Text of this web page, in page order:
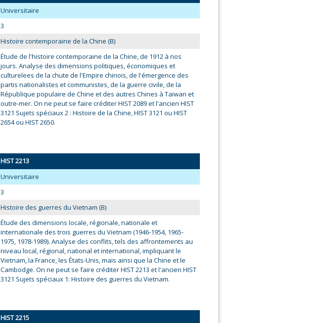
Universitaire
3
Histoire contemporaine de la Chine (B)
Étude de l'histoire contemporaine de la Chine, de 1912 à nos
jours. Analyse des dimensions politiques, économiques et
culturelees de la chute de l'Empire chinois, de l'émergence des
partis nationalistes et communistes, de la guerre civile, de la
République populaire de Chine et des autres Chines à Taiwan et
outre-mer. On ne peut se faire créditer HIST 2089 et l'ancien HIST
3121 Sujets spéciaux 2 : Histoire de la Chine, HIST 3121 ou HIST
2654 ou HIST 2650.
HIST 2213
Universitaire
3
Histoire des guerres du Vietnam (B)
Étude des dimensions locale, régionale, nationale et
internationale des trois guerres du Vietnam (1946-1954, 1965-
1975, 1978-1989). Analyse des conflits, tels des affrontements au
niveau local, régional, national et international, impliquant le
Vietnam, la France, les États-Unis, mais ainsi que la Chine et le
Cambodge. On ne peut se faire créditer HIST 2213 et l'ancien HIST
3121 Sujets spéciaux 1: Histoire des guerres du Vietnam.
HIST 2215